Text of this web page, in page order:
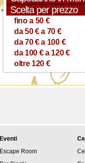
Scelta per prezzo
fino a 50 €
da 50 € a 70 €
da 70 € a 100 €
da 100 € a 120 €
oltre 120 €
Eventi
Escape Room